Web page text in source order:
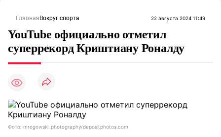
Главная Вокруг спорта 22 августа 2024 11:49
YouTube официально отметил
суперрекорд Криштиану Роналду
Фото: mrogowski_photography/depositphotos.com